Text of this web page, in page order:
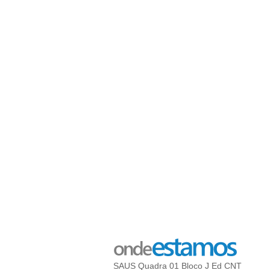
SAUS Quadra 01 Bloco J Ed CNT